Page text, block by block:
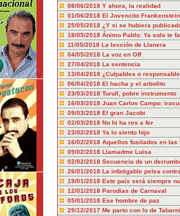
08/06/2018 Y ahora, la realidad
01/06/2018 El Jovencito Frankenstein
25/05/2018 ¿Y si se hubiera
18/05/2018 Ánimo Pablo: Ya solo te
11/05/2018 La lección de Llanera
04/05/2018 La voz en Off
27/04/2018 La sentencia
13/04/2018 ¿Culpables o
06/04/2018 El hacha y el arbolito
23/03/2018 Turull, pobre instrumento
16/03/2018 Juan Carlos Campo:
09/03/2018 El gran Jacobi
02/03/2018 No hi ha res a fer
23/02/2018 Ya lo siento hijo
16/02/2018 Aquellos fusilados en las
09/02/2018 Llamadme Luisa
02/02/2018 Secuencia de un
26/01/2018 La infatigable pelea
19/01/2018 Este país será siempre
12/01/2018 Parodias de Carnaval
05/01/2018 Ese hombre de paz
29/12/2017 Me parto con lo de